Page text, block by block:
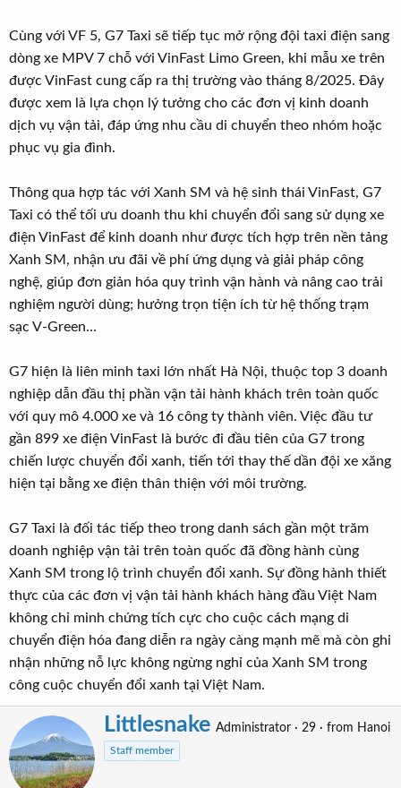
Cùng với VF 5, G7 Taxi sẽ tiếp tục mở rộng đội taxi điện sang
dòng xe MPV 7 chỗ với VinFast Limo Green, khi mẫu xe trên
được VinFast cung cấp ra thị trường vào tháng 8/2025. Đây
được xem là lựa chọn lý tưởng cho các đơn vị kinh doanh
dịch vụ vận tải, đáp ứng nhu cầu di chuyển theo nhóm hoặc
phục vụ gia đình.
Thông qua hợp tác với Xanh SM và hệ sinh thái VinFast, G7
Taxi có thể tối ưu doanh thu khi chuyển đổi sang sử dụng xe
điện VinFast để kinh doanh như được tích hợp trên nền tảng
Xanh SM, nhận ưu đãi về phí ứng dụng và giải pháp công
nghệ, giúp đơn giản hóa quy trình vận hành và nâng cao trải
nghiệm người dùng; hưởng trọn tiện ích từ hệ thống trạm
sạc V-Green…
G7 hiện là liên minh taxi lớn nhất Hà Nội, thuộc top 3 doanh
nghiệp dẫn đầu thị phần vận tải hành khách trên toàn quốc
với quy mô 4.000 xe và 16 công ty thành viên. Việc đầu tư
gần 899 xe điện VinFast là bước đi đầu tiên của G7 trong
chiến lược chuyển đổi xanh, tiến tới thay thế dần đội xe xăng
hiện tại bằng xe điện thân thiện với môi trường.
G7 Taxi là đối tác tiếp theo trong danh sách gần một trăm
doanh nghiệp vận tải trên toàn quốc đã đồng hành cùng
Xanh SM trong lộ trình chuyển đổi xanh. Sự đồng hành thiết
thực của các đơn vị vận tải hành khách hàng đầu Việt Nam
không chỉ minh chứng tích cực cho cuộc cách mạng di
chuyển điện hóa đang diễn ra ngày càng mạnh mẽ mà còn ghi
nhận những nỗ lực không ngừng nghỉ của Xanh SM trong
công cuộc chuyển đổi xanh tại Việt Nam.
r
i
Littlesnake Administrator · 29 · from Hanoi
Staff member